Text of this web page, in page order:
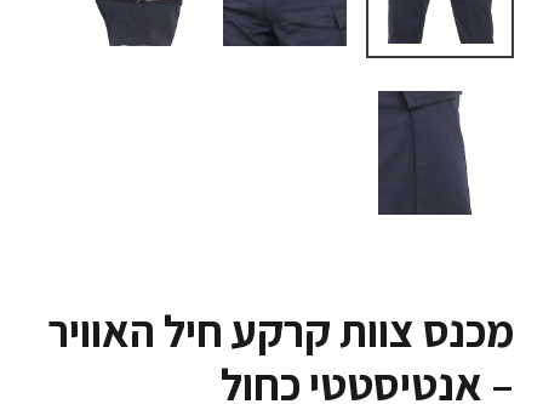
מכנס צוות קרקע חיל האוויר
– אנטיסטטי כחול